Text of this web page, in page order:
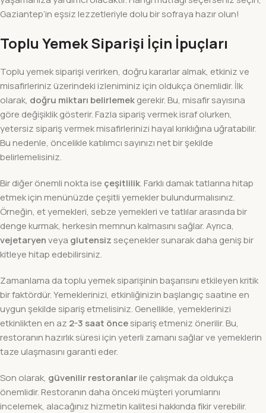
Gaziantep’in eşsiz lezzetleriyle dolu bir sofraya hazır olun!
Toplu Yemek Siparişi İçin İpuçları
Toplu yemek siparişi verirken, doğru kararlar almak, etkiniz ve
misafirleriniz üzerindeki izleniminiz için oldukça önemlidir. İlk
olarak, doğru miktarı belirlemekgerekir. Bu, misafir sayısına
göre değişiklik gösterir. Fazla sipariş vermek israf olurken,
yetersiz sipariş vermek misafirlerinizi hayal kırıklığına uğratabilir.
Bu nedenle, öncelikle katılımcı sayınızı net bir şekilde
belirlemelisiniz.
Bir diğer önemli nokta ise çeşitlilik. Farklı damak tatlarına hitap
etmek için menünüzde çeşitli yemekler bulundurmalısınız.
Örneğin, et yemekleri, sebze yemekleri ve tatlılar arasında bir
denge kurmak, herkesin memnun kalmasını sağlar. Ayrıca,
vejetaryenveya glutensiz seçenekler sunarak daha geniş bir
kitleye hitap edebilirsiniz.
Zamanlama da toplu yemek siparişinin başarısını etkileyen kritik
bir faktördür. Yemeklerinizi, etkinliğinizin başlangıç saatine en
uygun şekilde sipariş etmelisiniz. Genellikle, yemeklerinizi
etkinlikten en az 2-3 saat öncesipariş etmeniz önerilir. Bu,
restoranın hazırlık süresi için yeterli zamanı sağlar ve yemeklerin
taze ulaşmasını garanti eder.
Son olarak, güvenilir restoranlarile çalışmak da oldukça
önemlidir. Restoranın daha önceki müşteri yorumlarını
incelemek, alacağınız hizmetin kalitesi hakkında fikir verebilir.